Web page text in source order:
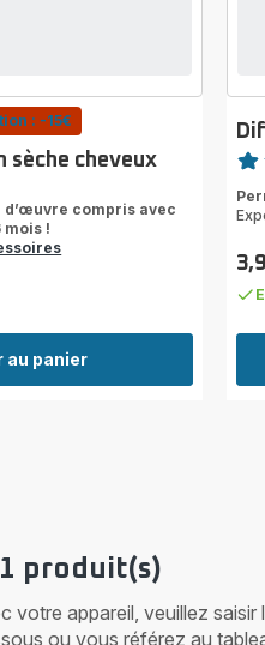
au panier
: -15€
sèche cheveux
d’œuvre compris avec
mois !
Note
3
Prix
produit(s)
appareil, veuillez
ou vous référez au